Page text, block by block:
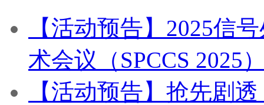
【活动预告】2025信
术会议（SPCCS 2025
【活动预告】抢先剧